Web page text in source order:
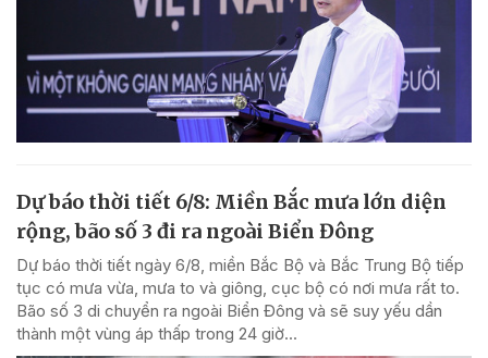
Dự báo thời tiết 6/8: Miền Bắc mưa lớn diện
rộng, bão số 3 đi ra ngoài Biển Đông
Dự báo thời tiết ngày 6/8, miền Bắc Bộ và Bắc Trung Bộ tiếp
tục có mưa vừa, mưa to và giông, cục bộ có nơi mưa rất to.
Bão số 3 di chuyển ra ngoài Biển Đông và sẽ suy yếu dần
thành một vùng áp thấp trong 24 giờ...